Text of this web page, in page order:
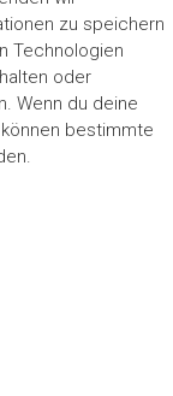
zu speichern
Technologien
oder
Wenn du deine
bestimmte